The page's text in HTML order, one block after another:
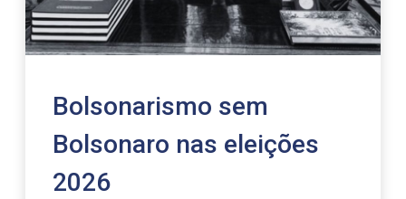
Bolsonarismo sem
Bolsonaro nas eleições
2026